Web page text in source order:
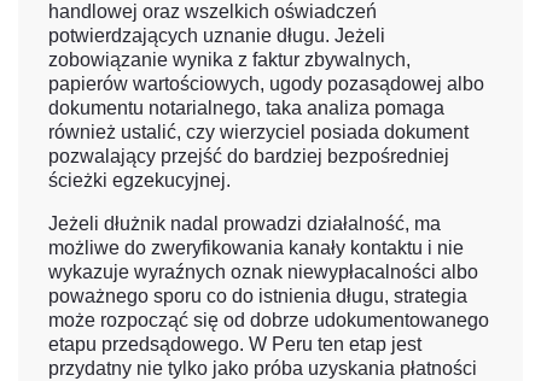
handlowej oraz wszelkich oświadczeń
potwierdzających uznanie długu. Jeżeli
zobowiązanie wynika z faktur zbywalnych,
papierów wartościowych, ugody pozasądowej albo
dokumentu notarialnego, taka analiza pomaga
również ustalić, czy wierzyciel posiada dokument
pozwalający przejść do bardziej bezpośredniej
ścieżki egzekucyjnej.
Jeżeli dłużnik nadal prowadzi działalność, ma
możliwe do zweryfikowania kanały kontaktu i nie
wykazuje wyraźnych oznak niewypłacalności albo
poważnego sporu co do istnienia długu, strategia
może rozpocząć się od dobrze udokumentowanego
etapu przedsądowego. W Peru ten etap jest
przydatny nie tylko jako próba uzyskania płatności